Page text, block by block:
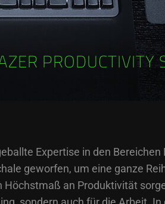
PRODUCTIVITY
Expertise in den
geworfen, um eine ganze
Höchstmaß an Produktivität